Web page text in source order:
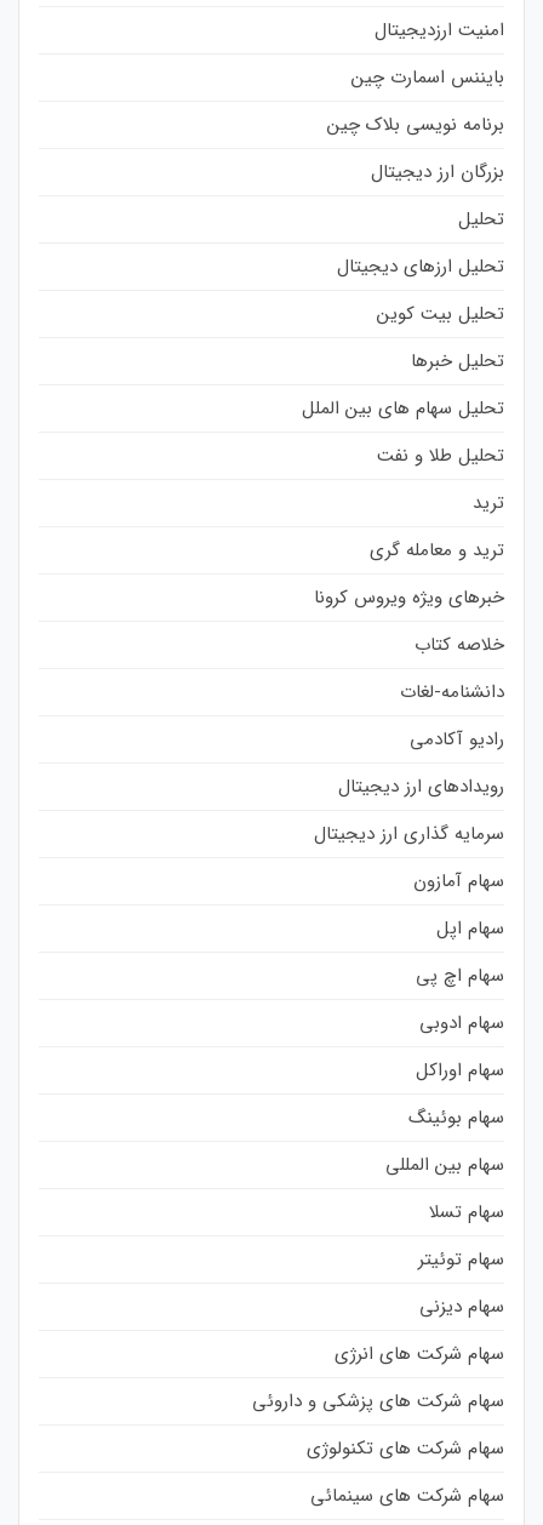
امنیت ارزدیجیتال
بایننس اسمارت چین
برنامه نویسی بلاک چین
بزرگان ارز دیجیتال
تحلیل
تحلیل ارزهای دیجیتال
تحلیل بیت کوین
تحلیل خبرها
تحلیل سهام های بین الملل
تحلیل طلا و نفت
ترید
ترید و معامله گری
خبرهای ویژه ویروس کرونا
خلاصه کتاب
دانشنامه-لغات
رادیو آکادمی
رویدادهای ارز دیجیتال
سرمایه گذاری ارز دیجیتال
سهام آمازون
سهام اپل
سهام اچ پی
سهام ادوبی
سهام اوراکل
سهام بوئینگ
سهام بین المللی
سهام تسلا
سهام توئیتر
سهام دیزنی
سهام شرکت های انرژی
سهام شرکت های پزشکی و داروئی
سهام شرکت های تکنولوژی
سهام شرکت های سینمائی